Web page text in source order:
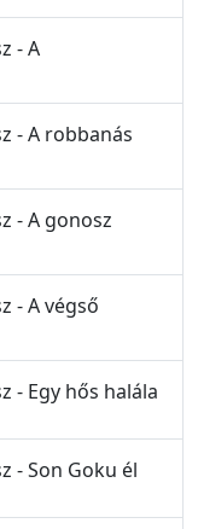
- A
- A robbanás
- A gonosz
- A végső
- Egy hős halála
- Son Goku él